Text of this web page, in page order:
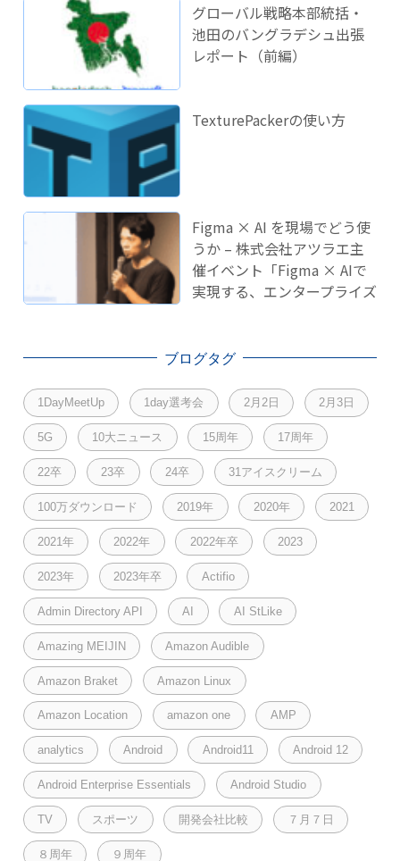
グローバル戦略本部統括・
池田のバングラデシュ出張
レポート（前編）
TexturePackerの使い方
Figma × AI を現場でどう使
うか – 株式会社アツラエ主
催イベント「Figma × AIで
実現する、エンタープライズ
ブログタグ
1DayMeetUp 1day選考会 2月2日 2月3日
5G 10大ニュース 15周年 17周年
22卒 23卒 24卒 31アイスクリーム
100万ダウンロード 2019年 2020年 2021
2021年 2022年 2022年卒 2023
2023年 2023年卒 Actifio
Admin Directory API AI AI StLike
Amazing MEIJIN Amazon Audible
Amazon Braket Amazon Linux
Amazon Location amazon one AMP
analytics Android Android11 Android 12
Android Enterprise Essentials Android Studio
TV スポーツ 開発会社比較 ７月７日
８周年 ９周年